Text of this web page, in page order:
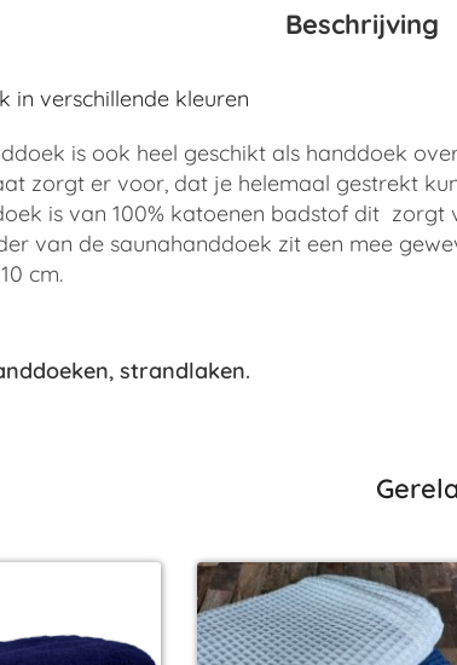
Beschrijving
in verschillende kleuren
is ook heel geschikt als handdoek
zorgt er voor, dat je helemaal gestrekt
is van 100% katoenen badstof dit zorgt
van de saunahanddoek zit een mee
cm.
, strandlaken.